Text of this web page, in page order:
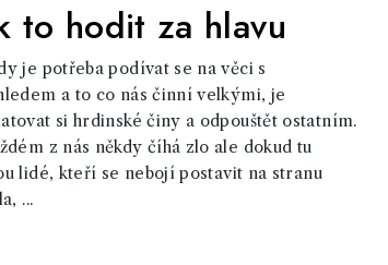
to hodit za hlavu
je potřeba podívat se na věci s
a to co nás činní velkými, je
si hrdinské činy a odpouštět ostatním.
z nás někdy číhá zlo ale dokud tu
lidé, kteří se nebojí postavit na stranu
...